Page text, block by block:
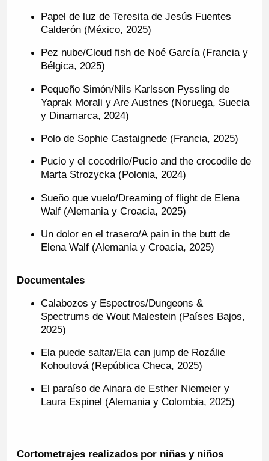
Papel de luz de Teresita de Jesús Fuentes
Calderón (México, 2025)
Pez nube/Cloud fish de Noé García (Francia y
Bélgica, 2025)
Pequeño Simón/Nils Karlsson Pyssling de
Yaprak Morali y Are Austnes (Noruega, Suecia
y Dinamarca, 2024)
Polo de Sophie Castaignede (Francia, 2025)
Pucio y el cocodrilo/Pucio and the crocodile de
Marta Strozycka (Polonia, 2024)
Sueño que vuelo/Dreaming of flight de Elena
Walf (Alemania y Croacia, 2025)
Un dolor en el trasero/A pain in the butt de
Elena Walf (Alemania y Croacia, 2025)
Documentales
Calabozos y Espectros/Dungeons &
Spectrums de Wout Malestein (Países Bajos,
2025)
Ela puede saltar/Ela can jump de Rozálie
Kohoutová (República Checa, 2025)
El paraíso de Ainara de Esther Niemeier y
Laura Espinel (Alemania y Colombia, 2025)
Cortometrajes realizados por niñas y niños